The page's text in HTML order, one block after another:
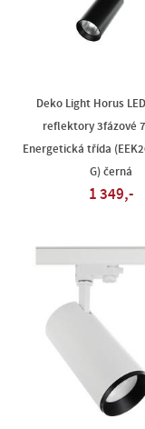
Deko Light Horus
reflektory 3fázové 7
Energetická třída
G) černá
1 349,-